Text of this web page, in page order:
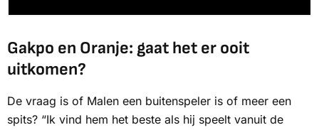
Gakpo en Oranje: gaat het er ooit
uitkomen?
De vraag is of Malen een buitenspeler is of meer een
spits? “Ik vind hem het beste als hij speelt vanuit de